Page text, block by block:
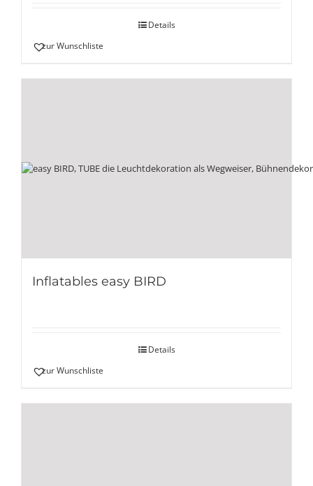
Details
zur Wunschliste
Inflatables easy BIRD
Details
zur Wunschliste